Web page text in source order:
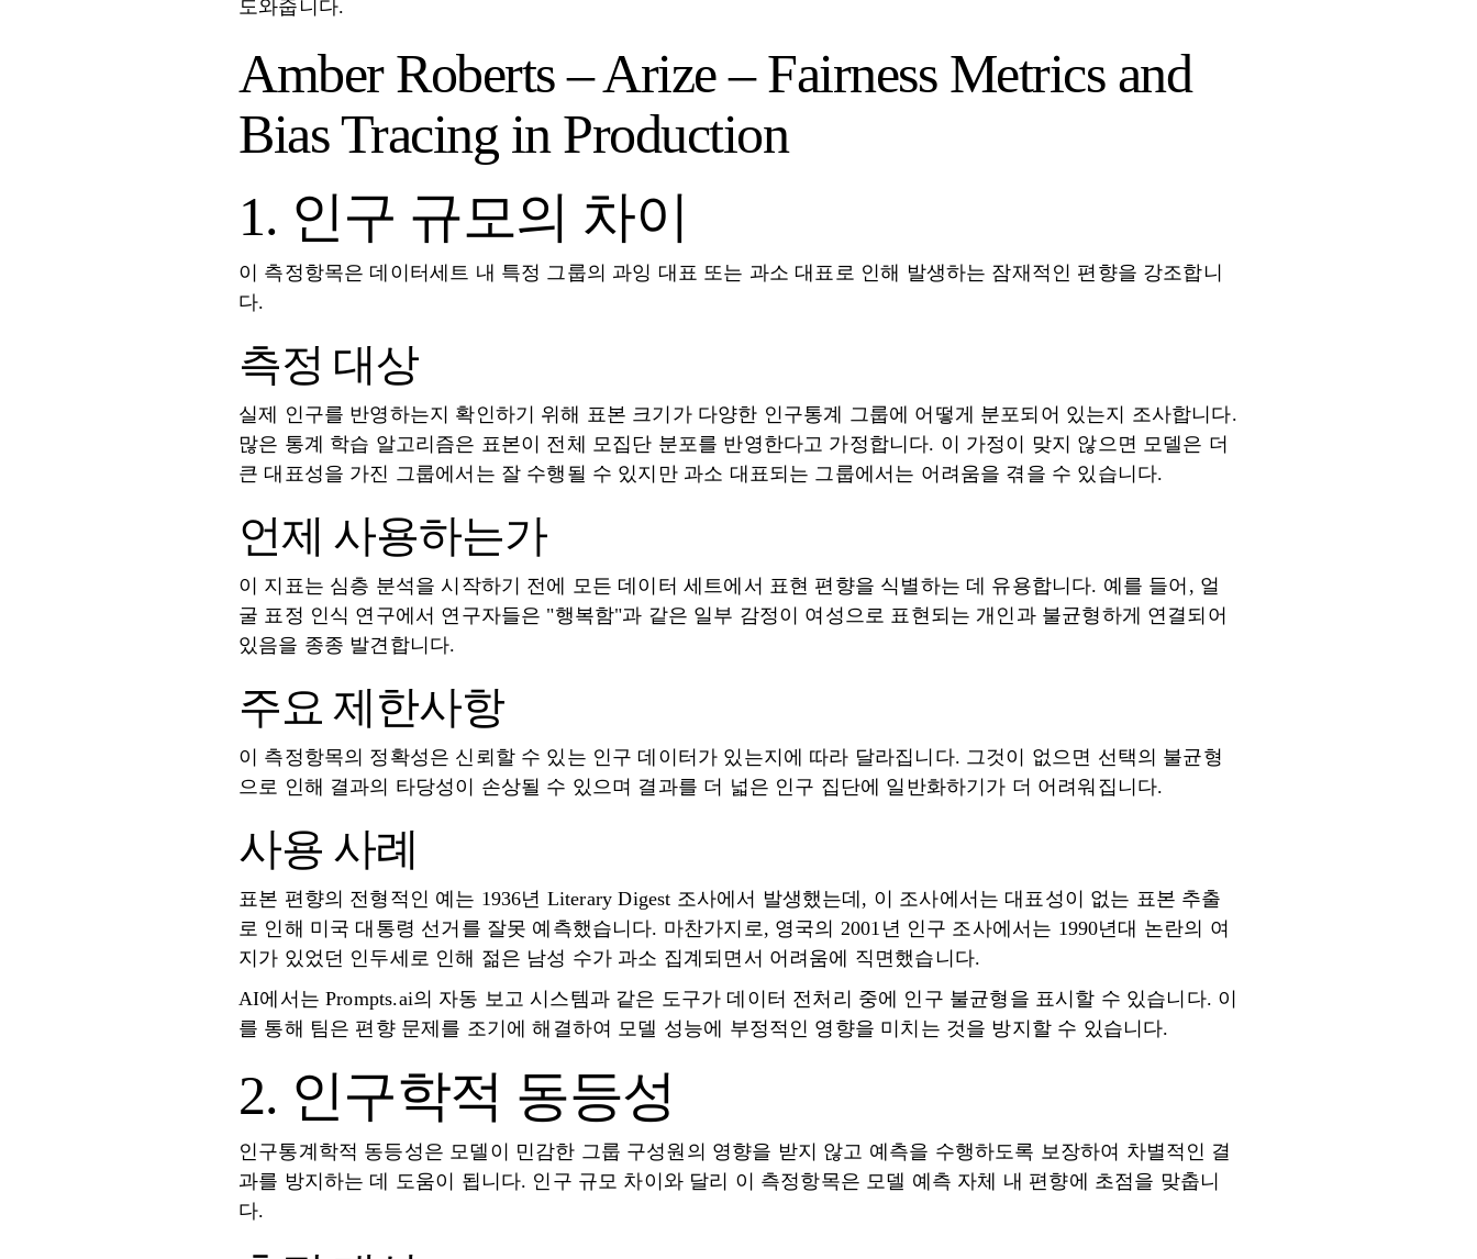
도와줍니다.
Amber Roberts – Arize – Fairness Metrics and
Bias Tracing in Production
1. 인구 규모의 차이
이 측정항목은 데이터세트 내 특정 그룹의 과잉 대표 또는 과소 대표로 인해 발생하는 잠재적인 편향을 강조합니
다.
측정 대상
실제 인구를 반영하는지 확인하기 위해 표본 크기가 다양한 인구통계 그룹에 어떻게 분포되어 있는지 조사합니다.
많은 통계 학습 알고리즘은 표본이 전체 모집단 분포를 반영한다고 가정합니다. 이 가정이 맞지 않으면 모델은 더
큰 대표성을 가진 그룹에서는 잘 수행될 수 있지만 과소 대표되는 그룹에서는 어려움을 겪을 수 있습니다.
언제 사용하는가
이 지표는 심층 분석을 시작하기 전에 모든 데이터 세트에서 표현 편향을 식별하는 데 유용합니다. 예를 들어, 얼
굴 표정 인식 연구에서 연구자들은 "행복함"과 같은 일부 감정이 여성으로 표현되는 개인과 불균형하게 연결되어
있음을 종종 발견합니다.
주요 제한사항
이 측정항목의 정확성은 신뢰할 수 있는 인구 데이터가 있는지에 따라 달라집니다. 그것이 없으면 선택의 불균형
으로 인해 결과의 타당성이 손상될 수 있으며 결과를 더 넓은 인구 집단에 일반화하기가 더 어려워집니다.
사용 사례
표본 편향의 전형적인 예는 1936년 Literary Digest 조사에서 발생했는데, 이 조사에서는 대표성이 없는 표본 추출
로 인해 미국 대통령 선거를 잘못 예측했습니다. 마찬가지로, 영국의 2001년 인구 조사에서는 1990년대 논란의 여
지가 있었던 인두세로 인해 젊은 남성 수가 과소 집계되면서 어려움에 직면했습니다.
AI에서는 Prompts.ai의 자동 보고 시스템과 같은 도구가 데이터 전처리 중에 인구 불균형을 표시할 수 있습니다. 이
를 통해 팀은 편향 문제를 조기에 해결하여 모델 성능에 부정적인 영향을 미치는 것을 방지할 수 있습니다.
2. 인구학적 동등성
인구통계학적 동등성은 모델이 민감한 그룹 구성원의 영향을 받지 않고 예측을 수행하도록 보장하여 차별적인 결
과를 방지하는 데 도움이 됩니다. 인구 규모 차이와 달리 이 측정항목은 모델 예측 자체 내 편향에 초점을 맞춥니
다.